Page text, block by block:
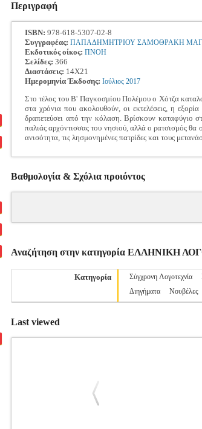
Περιγραφή
ISBN: 978-618-5307-02-8
Συγγραφέας: ΠΑΠΑΔΗΜΗΤΡΙΟΥ ΣΑΜΟΘΡΑΚΗ
Εκδοτικός οίκος: ΠΝΟΗ
Σελίδες: 366
Διαστάσεις: 14Χ21
Ημερομηνία Έκδοσης: Ιούλιος 2017
Στο τέλος του Β' Παγκοσμίου Πολέμου ο Χότζα
στα χρόνια που ακολουθούν, οι εκτελέσεις, η
δραπετεύσει από την κόλαση. Βρίσκουν καταφύγιο
παλιάς αρχόντισσας του νησιού, αλλά ο ρατσισμός θα
ανισότητα, τις λησμονημένες πατρίδες και τους
Βαθμολογία & Σχόλια προιόντος
Αναζήτηση στην κατηγορία ΕΛΛΗΝΙΚΗ
Κατηγορία Σύγχρονη Λογοτεχνία
Διηγήματα
Νουβέλες
Last viewed